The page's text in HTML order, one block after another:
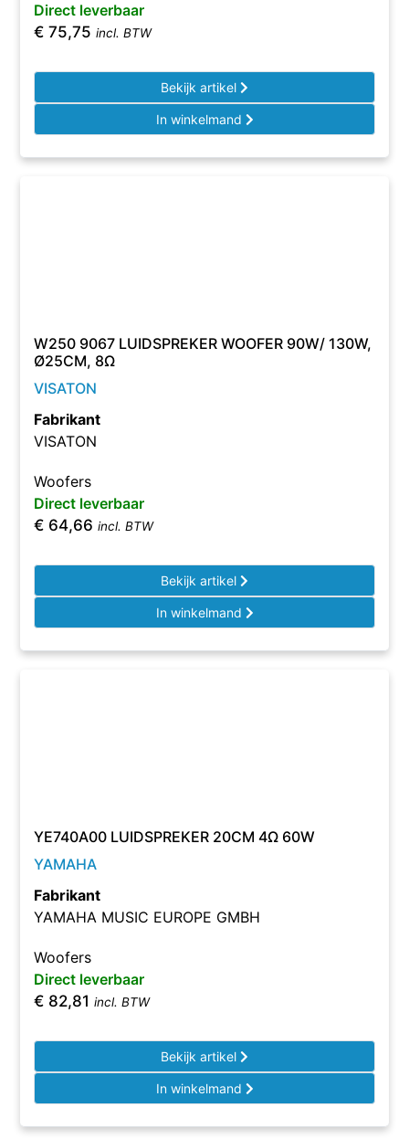
Direct leverbaar
€ 75,75 incl. BTW
Bekijk artikel
In winkelmand
W250 9067 LUIDSPREKER WOOFER 90W/ 130W,
Ø25CM, 8Ω
VISATON
Fabrikant
VISATON
Woofers
Direct leverbaar
€ 64,66 incl. BTW
Bekijk artikel
In winkelmand
YE740A00 LUIDSPREKER 20CM 4Ω 60W
YAMAHA
Fabrikant
YAMAHA MUSIC EUROPE GMBH
Woofers
Direct leverbaar
€ 82,81 incl. BTW
Bekijk artikel
In winkelmand